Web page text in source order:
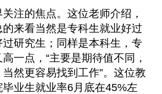
注的焦点。这位老师介绍，
来看当然是专科生就业好过
研究生；同样是本科生，专
一点，“主要是期待值不同，
然更容易找到工作”。这位教
业生就业率6月底在45%左